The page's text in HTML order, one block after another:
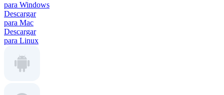
para Windows
Descargar
para Mac
Descargar
para Linux